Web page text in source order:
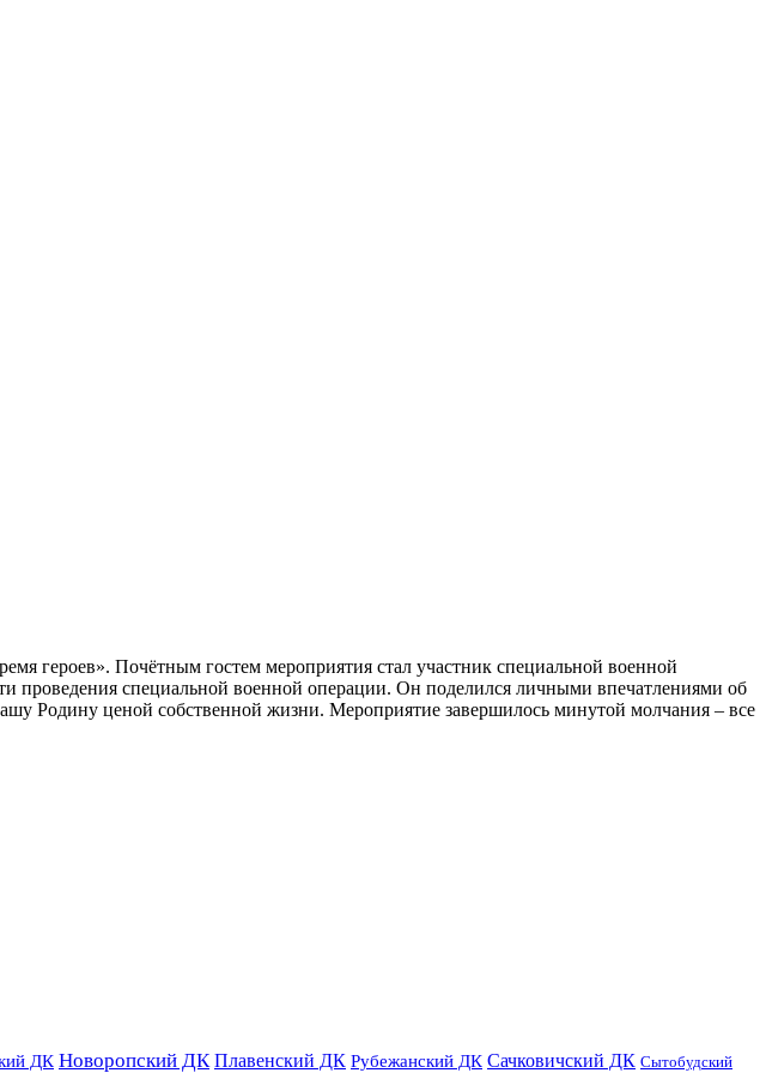
героев». Почётным гостем мероприятия стал участник специальной военной
проведения специальной военной операции. Он поделился личными впечатлениями об
Родину ценой собственной жизни. Мероприятие завершилось минутой молчания – все
ДК Новоропский ДК Плавенский ДК Рубежанский ДК Сачковичский ДК Сытобудский